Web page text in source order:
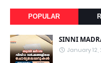
POPULAR
SINNI
January 12,